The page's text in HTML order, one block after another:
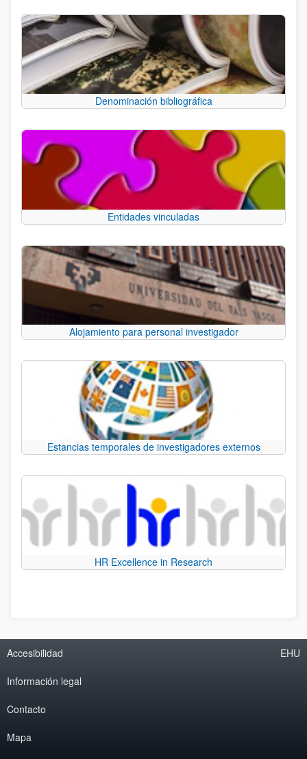
Denominación bibliográfica
Entidades vinculadas
Alojamiento para personal investigador
Estancias temporales de investigadores externos
HR Excellence in Research
Accesibilidad
Información legal
Contacto
Mapa
EHU